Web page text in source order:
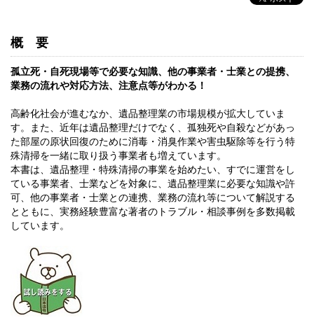
概要
孤立死・自死現場等で必要な知識、他の事業者・士業との提携、
業務の流れや対応方法、注意点等がわかる！
高齢化社会が進むなか、遺品整理業の市場規模が拡大していま
す。また、近年は遺品整理だけでなく、孤独死や自殺などがあっ
た部屋の原状回復のために消毒・消臭作業や害虫駆除等を行う特
殊清掃を一緒に取り扱う事業者も増えています。
本書は、遺品整理・特殊清掃の事業を始めたい、すでに運営をし
ている事業者、士業などを対象に、遺品整理業に必要な知識や許
可、他の事業者・士業との連携、業務の流れ等について解説する
とともに、実務経験豊富な著者のトラブル・相談事例を多数掲載
しています。